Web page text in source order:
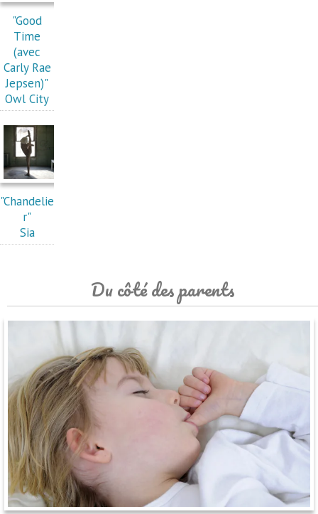
"Good
Time
(avec
Carly Rae
Jepsen)"
Owl City
"Chandelie
r"
Sia
Du côté des parents